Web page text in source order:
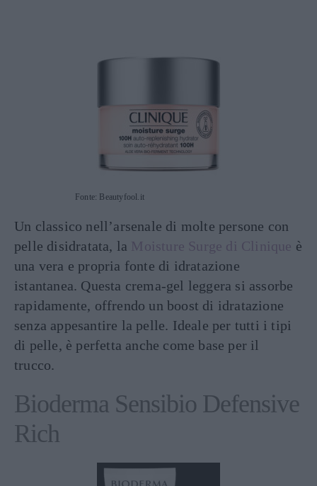
Fonte: Beautyfool.it
Un classico nell’arsenale di molte persone con
pelle disidratata, la Moisture Surge di Clinique è
una vera e propria fonte di idratazione
istantanea. Questa crema-gel leggera si assorbe
rapidamente, offrendo un boost di idratazione
senza appesantire la pelle. Ideale per tutti i tipi
di pelle, è perfetta anche come base per il
trucco.
Bioderma Sensibio Defensive
Rich